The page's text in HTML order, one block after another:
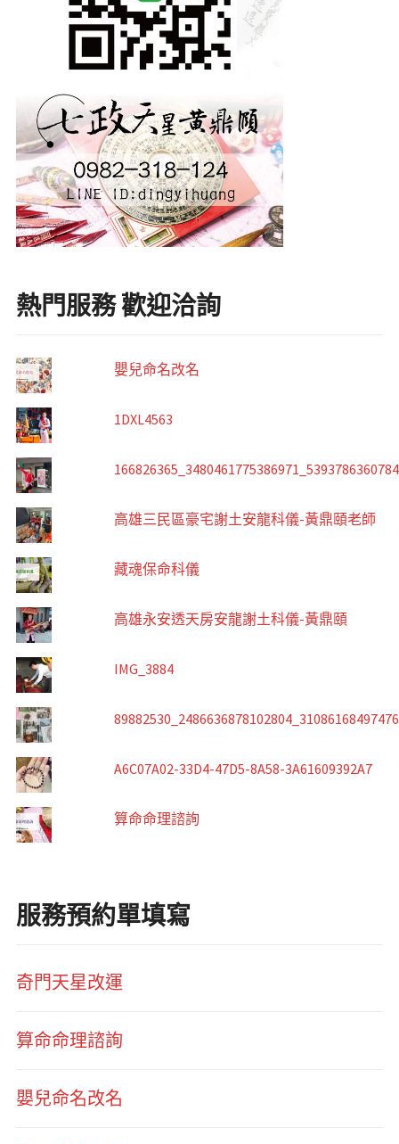
熱門服務 歡迎洽詢
嬰兒命名改名
1DXL4563
高雄三民區豪宅謝土安龍科儀-黃鼎頤老師
藏魂保命科儀
高雄永安透天房安龍謝土科儀-黃鼎頤
IMG_3884
A6C07A02-33D4-47D5-8A58-3A61609392A7
算命命理諮詢
服務預約單填寫
奇門天星改運
算命命理諮詢
嬰兒命名改名